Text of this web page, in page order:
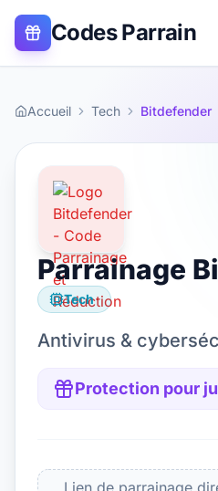
Codes Parrain
Accueil Tech Bitdefender
Parrainage
Tech
Antivirus &
Protection pour
Lien de parrainage